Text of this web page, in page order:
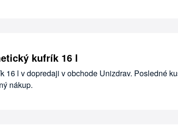
kufrík 16 l
16 l v dopredaji v obchode Unizdrav. Posledné
nákup.